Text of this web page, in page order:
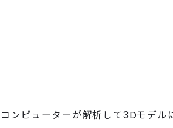
ンピューターが解析して3Dモデル